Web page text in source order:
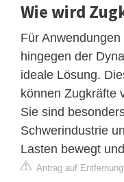
Wie wird
Für
hingegen der
ideale Lösung.
können Zugkräfte
Sie sind
Schwerindustrie
Lasten bewegt
Antrag auf